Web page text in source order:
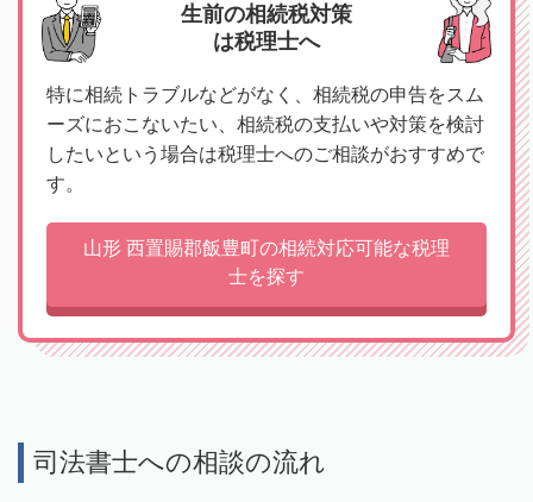
生前の相続税対策
は税理士へ
特に相続トラブルなどがなく、相続税の申告をスム
ーズにおこないたい、相続税の支払いや対策を検討
したいという場合は税理士へのご相談がおすすめで
す。
山形 西置賜郡飯豊町の相続対応可能な税理
士を探す
司法書士への相談の流れ